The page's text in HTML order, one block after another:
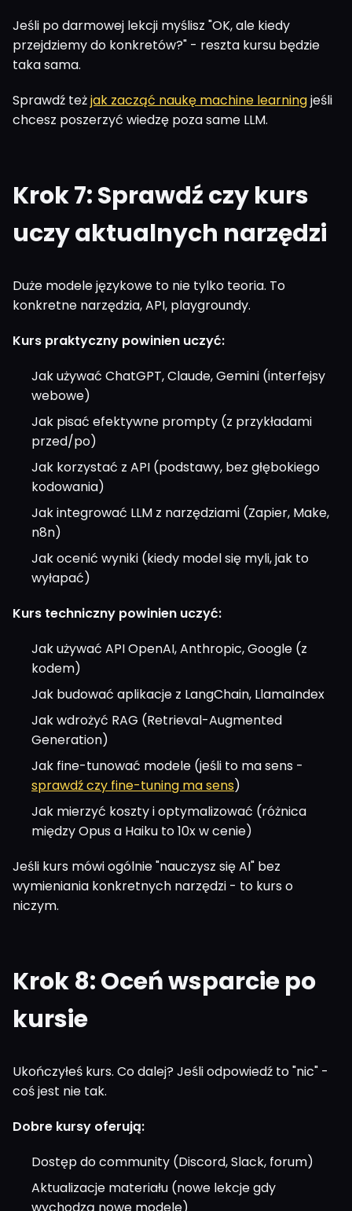
Jeśli po darmowej lekcji myślisz "OK, ale kiedy
przejdziemy do konkretów?" - reszta kursu będzie
taka sama.
Sprawdź teżjak zacząć naukę machine learningjeśli
chcesz poszerzyć wiedzę poza same LLM.
Krok 7: Sprawdź czy kurs
uczy aktualnych narzędzi
Duże modele językowe to nie tylko teoria. To
konkretne narzędzia, API, playgroundy.
Kurs praktyczny powinien uczyć:
Jak używać ChatGPT, Claude, Gemini (interfejsy
webowe)
Jak pisać efektywne prompty (z przykładami
przed/po)
Jak korzystać z API (podstawy, bez głębokiego
kodowania)
Jak integrować LLM z narzędziami (Zapier, Make,
n8n)
Jak ocenić wyniki (kiedy model się myli, jak to
wyłapać)
Kurs techniczny powinien uczyć:
Jak używać API OpenAI, Anthropic, Google (z
kodem)
Jak budować aplikacje z LangChain, LlamaIndex
Jak wdrożyć RAG (Retrieval-Augmented
Generation)
Jak fine-tunować modele (jeśli to ma sens -
sprawdź czy fine-tuning ma sens)
Jak mierzyć koszty i optymalizować (różnica
między Opus a Haiku to 10x w cenie)
Jeśli kurs mówi ogólnie "nauczysz się AI" bez
wymieniania konkretnych narzędzi - to kurs o
niczym.
Krok 8: Oceń wsparcie po
kursie
Ukończyłeś kurs. Co dalej? Jeśli odpowiedź to "nic" -
coś jest nie tak.
Dobre kursy oferują:
Dostęp do community (Discord, Slack, forum)
Aktualizacje materiału (nowe lekcje gdy
wychodzą nowe modele)